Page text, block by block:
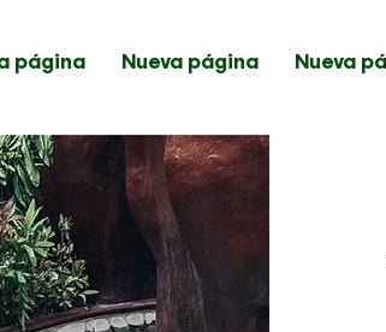
página Nueva página Nueva